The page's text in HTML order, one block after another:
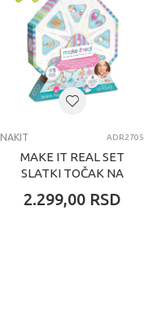
NAKIT ADR2705
MAKE IT REAL SET
SLATKI TOČAK NA
GLOSS I
2.299,00 RSD